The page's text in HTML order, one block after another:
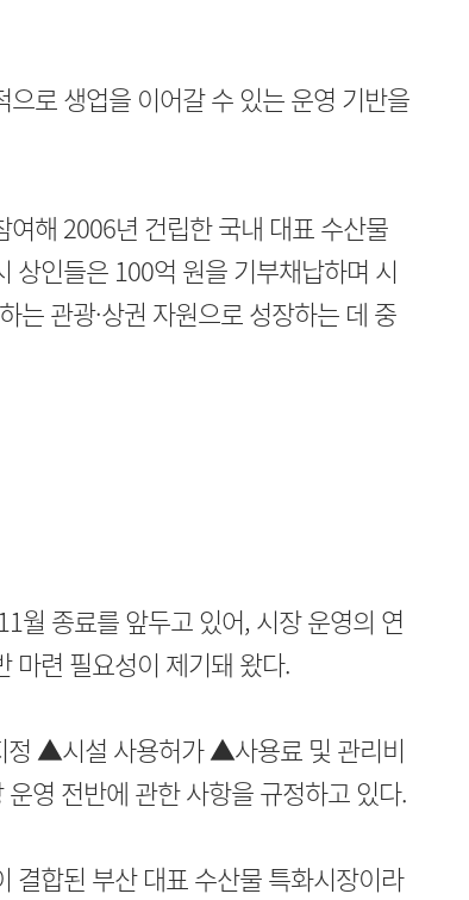
로 생업을 이어갈 수 있는 운영 기반을
해 2006년 건립한 국내 대표 수산물
상인들은 100억 원을 기부채납하며 시
는 관광·상권 자원으로 성장하는 데 중
월 종료를 앞두고 있어, 시장 운영의 연
마련 필요성이 제기돼 왔다.
▲시설 사용허가 ▲사용료 및 관리비
영 전반에 관한 사항을 규정하고 있다.
결합된 부산 대표 수산물 특화시장이라